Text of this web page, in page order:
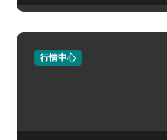
行情中心